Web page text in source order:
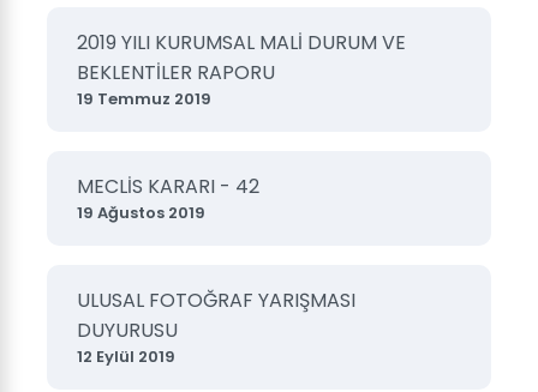
2019 YILI KURUMSAL MALİ DURUM VE
BEKLENTİLER RAPORU
19 Temmuz 2019
MECLİS KARARI - 42
19 Ağustos 2019
ULUSAL FOTOĞRAF YARIŞMASI
DUYURUSU
12 Eylül 2019